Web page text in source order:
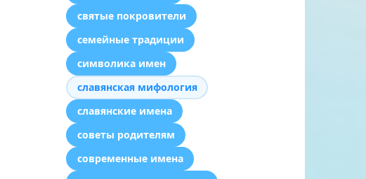
святые покровители
семейные традиции
символика имен
славянская мифология
славянские имена
советы родителям
современные имена